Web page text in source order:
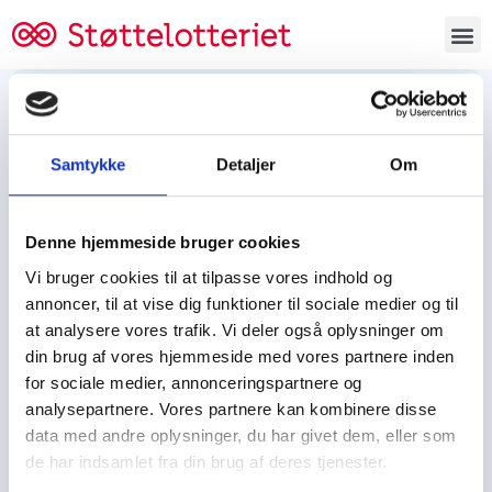
Samtykke Detaljer Om
Denne hjemmeside bruger cookies
Vi bruger cookies til at tilpasse vores indhold og
annoncer, til at vise dig funktioner til sociale medier og til
at analysere vores trafik. Vi deler også oplysninger om
din brug af vores hjemmeside med vores partnere inden
for sociale medier, annonceringspartnere og
analysepartnere. Vores partnere kan kombinere disse
data med andre oplysninger, du har givet dem, eller som
de har indsamlet fra din brug af deres tjenester.
Tjen penge og støt
Tjen penge til:
Spejdere/spejdergruppen/FDF’ere, m.fl.
Kontor
Tjenpengeogstoet.dk
Ejby Industrivej 91
DK – 2600 Glostrup
CVR: 19347508